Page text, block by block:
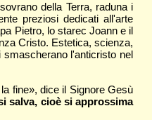
della Terra, raduna i
preziosi dedicati all'arte
Pietro, lo starec Joann e il
Cristo. Estetica, scienza,
l'anticristo nel
fine», dice il Signore Gesù
salva, cioè si approssima